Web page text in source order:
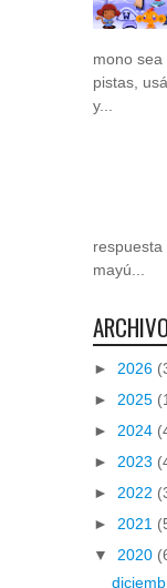
mono
pistas,
y...
mayú...
► 2026
► 2025
► 2024
► 2023
► 2022
► 2021
▼ 2020